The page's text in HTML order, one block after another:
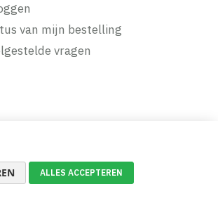
van mijn bestelling
vragen
ALLES ACCEPTEREN